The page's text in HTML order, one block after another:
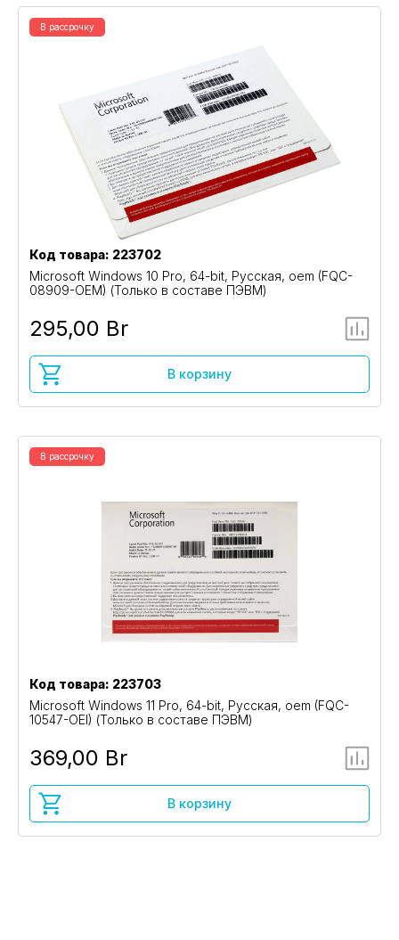
В рассрочку
Код товара: 223702
Microsoft Windows 10 Pro, 64-bit, Русская, oem (FQC-
08909-OEM) (Только в составе ПЭВМ)
295,00 Br
В корзину
В рассрочку
Код товара: 223703
Microsoft Windows 11 Pro, 64-bit, Русская, oem (FQC-
10547-OEI) (Только в составе ПЭВМ)
369,00 Br
В корзину